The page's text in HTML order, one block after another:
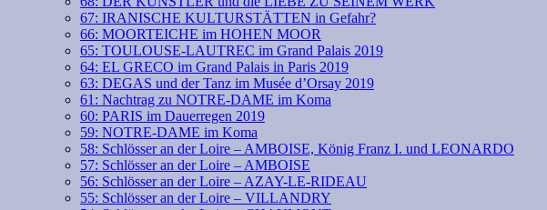
67: IRANISCHE KULTURSTÄTTEN in Gefahr?
66: MOORTEICHE im HOHEN MOOR
65: TOULOUSE-LAUTREC im Grand Palais 2019
64: EL GRECO im Grand Palais in Paris 2019
63: DEGAS und der Tanz im Musée d’Orsay 2019
61: Nachtrag zu NOTRE-DAME im Koma
60: PARIS im Dauerregen 2019
59: NOTRE-DAME im Koma
58: Schlösser an der Loire – AMBOISE, König Franz I. und LEONARDO
57: Schlösser an der Loire – AMBOISE
56: Schlösser an der Loire – AZAY-LE-RIDEAU
55: Schlösser an der Loire – VILLANDRY